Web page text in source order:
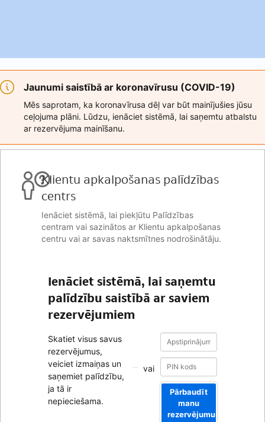
Jaunumi saistībā ar koronavīrusu (COVID-19)
Mēs saprotam, ka koronavīrusa dēļ var būt mainījušies jūsu
ceļojuma plāni. Lūdzu, ienāciet sistēmā, lai saņemtu atbalstu
ar rezervējuma mainīšanu.
Klientu apkalpošanas palīdzības
centrs
Ienāciet sistēmā, lai piekļūtu Palīdzības
centram vai sazinātos ar Klientu apkalpošanas
centru vai ar savas naktsmītnes nodrošinātāju.
Ienāciet sistēmā, lai saņemtu
palīdzību saistībā ar saviem
rezervējumiem
Skatiet visus savus
rezervējumus,
veiciet izmaiņas un
saņemiet palīdzību,
ja tā ir
nepieciešama.
vai
Apstiprinājuma
numurs
Apstiprinājuma
numurs
Pārbaudīt
manu
rezervējumu